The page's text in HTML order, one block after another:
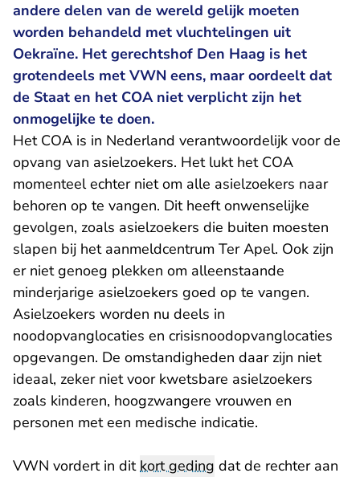
andere delen van de wereld gelijk moeten
worden behandeld met vluchtelingen uit
Oekraïne. Het gerechtshof Den Haag is het
grotendeels met VWN eens, maar oordeelt dat
de Staat en het COA niet verplicht zijn het
onmogelijke te doen.
Het COA is in Nederland verantwoordelijk voor de
opvang van asielzoekers. Het lukt het COA
momenteel echter niet om alle asielzoekers naar
behoren op te vangen. Dit heeft onwenselijke
gevolgen, zoals asielzoekers die buiten moesten
slapen bij het aanmeldcentrum Ter Apel. Ook zijn
er niet genoeg plekken om alleenstaande
minderjarige asielzoekers goed op te vangen.
Asielzoekers worden nu deels in
noodopvanglocaties en crisisnoodopvanglocaties
opgevangen. De omstandigheden daar zijn niet
ideaal, zeker niet voor kwetsbare asielzoekers
zoals kinderen, hoogzwangere vrouwen en
personen met een medische indicatie.
VWN vordert in ditkort geding dat de rechter aan